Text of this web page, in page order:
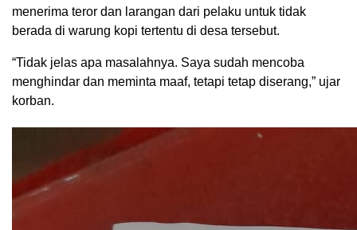
menerima teror dan larangan dari pelaku untuk tidak
berada di warung kopi tertentu di desa tersebut.
“Tidak jelas apa masalahnya. Saya sudah mencoba
menghindar dan meminta maaf, tetapi tetap diserang,” ujar
korban.